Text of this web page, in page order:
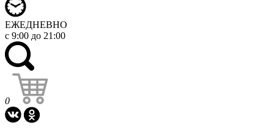
ЕЖЕДНЕВНО
с 9:00 до 21:00
0